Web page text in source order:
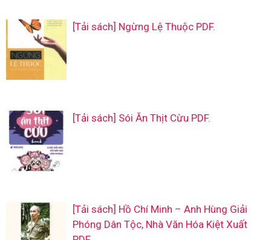
[Tải sách] Ngừng Lệ Thuộc PDF.
[Tải sách] Sói Ăn Thịt Cừu PDF.
[Tải sách] Hồ Chí Minh – Anh Hùng Giải
Phóng Dân Tộc, Nhà Văn Hóa Kiệt Xuất